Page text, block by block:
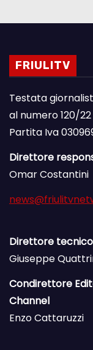
FRIULITV
Testata
al numero 120/
Partita Iva
Direttore
Omar Costantini
Direttore tecnico
Giuseppe
Condirettore
Channel
Enzo Cattaruzzi